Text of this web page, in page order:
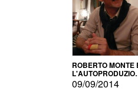
ROBERTO MONTE
CON IL
09/09/2014